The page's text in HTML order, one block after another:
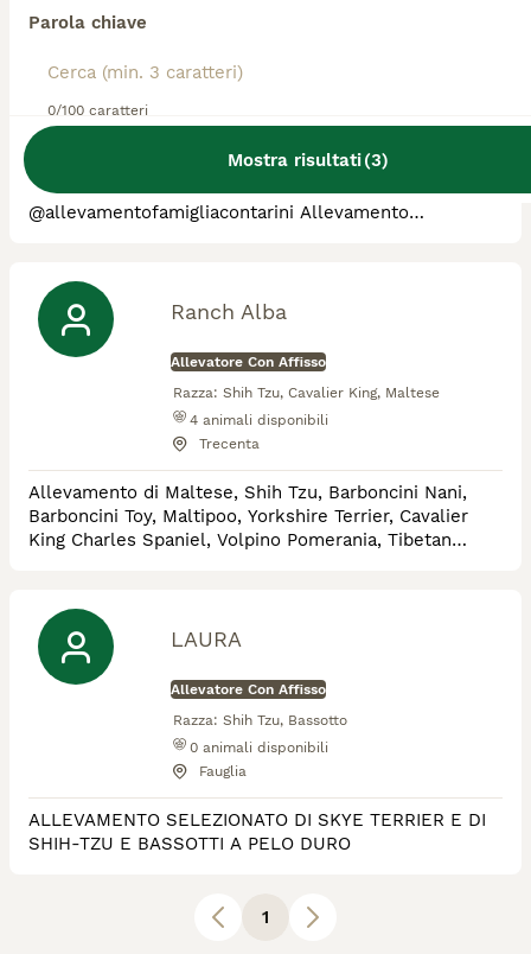
Parola chiave
0/100 caratteri
Mostra risultati(3)
Razza: Shih Tzu, Maltese
🌐www.canimaltesi.it 🌐www.canishihtzu.it 📞 Telefono
3386303108 anche WhatsApp🟢 ➡️ INSTAGRAM:
@allevamentofamigliacontarini Allevamento
documentazione sanitaria completa ✔️Microchip
inserito, quindi già iscritto all'anagrafe canina ✔️ Ciclo
di vaccinazioni completo ✔️ Sverminazione ✔️ Libretto
Ranch Alba
Allevatore Con Affisso
Razza: Shih Tzu, Cavalier King, Maltese
4 animali disponibili
Trecenta
Allevamento di Maltese, Shih Tzu, Barboncini Nani,
Barboncini Toy, Maltipoo, Yorkshire Terrier, Cavalier
King Charles Spaniel, Volpino Pomerania, Tibetan
https://www.youtube.com/@allevamento-ranchalba
https://www.google.com/maps/place/Ranch+Alba/
LAURA
Allevatore Con Affisso
Razza: Shih Tzu, Bassotto
0 animali disponibili
Fauglia
ALLEVAMENTO SELEZIONATO DI SKYE TERRIER E DI
SHIH-TZU E BASSOTTI A PELO DURO
1